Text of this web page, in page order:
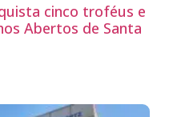
cinco troféus e
Abertos de Santa